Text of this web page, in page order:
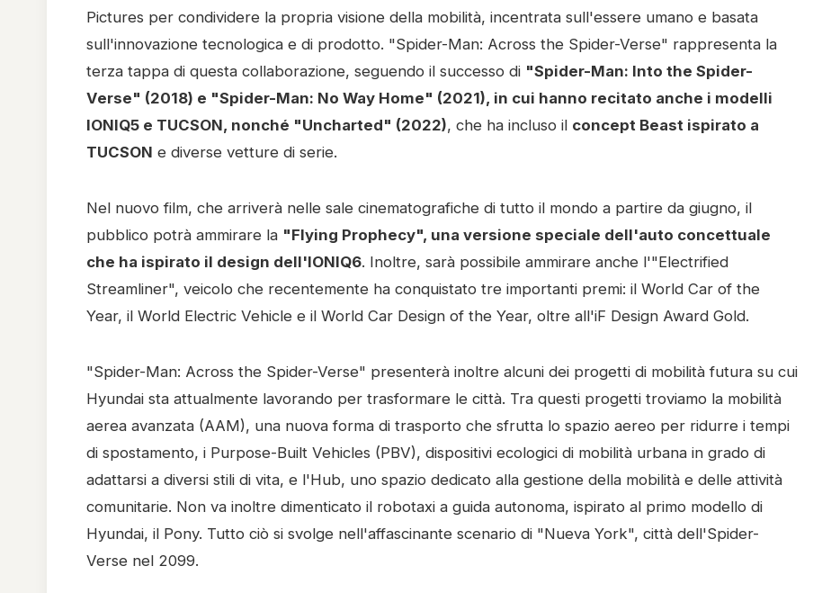
Pictures per condividere la propria visione della mobilità, incentrata sull'essere umano e basata
sull'innovazione tecnologica e di prodotto. "Spider-Man: Across the Spider-Verse" rappresenta la
terza tappa di questa collaborazione, seguendo il successo di "Spider-Man: Into the Spider-
Verse" (2018) e "Spider-Man: No Way Home" (2021), in cui hanno recitato anche i modelli
IONIQ5 e TUCSON, nonché "Uncharted" (2022), che ha incluso il concept Beast ispirato a
TUCSON e diverse vetture di serie.
Nel nuovo film, che arriverà nelle sale cinematografiche di tutto il mondo a partire da giugno, il
pubblico potrà ammirare la "Flying Prophecy", una versione speciale dell'auto concettuale
che ha ispirato il design dell'IONIQ6. Inoltre, sarà possibile ammirare anche l'"Electrified
Streamliner", veicolo che recentemente ha conquistato tre importanti premi: il World Car of the
Year, il World Electric Vehicle e il World Car Design of the Year, oltre all'iF Design Award Gold.
"Spider-Man: Across the Spider-Verse" presenterà inoltre alcuni dei progetti di mobilità futura su cui
Hyundai sta attualmente lavorando per trasformare le città. Tra questi progetti troviamo la mobilità
aerea avanzata (AAM), una nuova forma di trasporto che sfrutta lo spazio aereo per ridurre i tempi
di spostamento, i Purpose-Built Vehicles (PBV), dispositivi ecologici di mobilità urbana in grado di
adattarsi a diversi stili di vita, e l'Hub, uno spazio dedicato alla gestione della mobilità e delle attività
comunitarie. Non va inoltre dimenticato il robotaxi a guida autonoma, ispirato al primo modello di
Hyundai, il Pony. Tutto ciò si svolge nell'affascinante scenario di "Nueva York", città dell'Spider-
Verse nel 2099.